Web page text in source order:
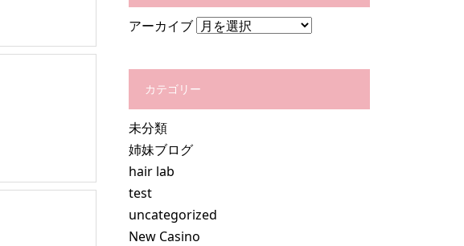
アーカイブ
カテゴリー
未分類
姉妹ブログ
hair lab
test
uncategorized
New Casino